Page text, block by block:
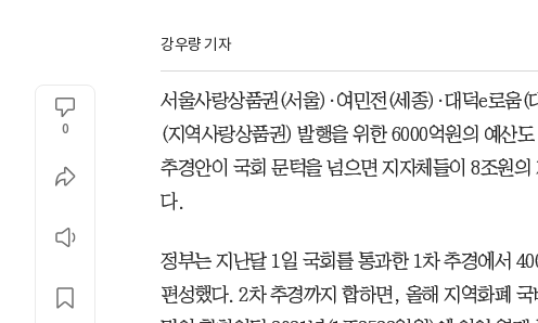
강우량 기자
0
서울사랑상품권(서울)·여민전(세종)·대덕e로움(
(지역사랑상품권) 발행을 위한 6000억원의 예산
추경안이 국회 문턱을 넘으면 지자체들이 8조원
다.
정부는 지난달 1일 국회를 통과한 1차 추경에서
편성했다. 2차 추경까지 합하면, 올해 지역화폐